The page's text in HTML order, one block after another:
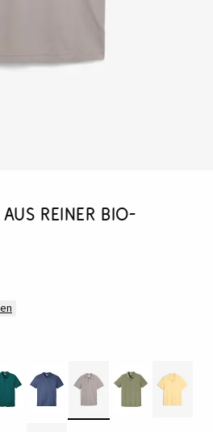
reiner Bio-